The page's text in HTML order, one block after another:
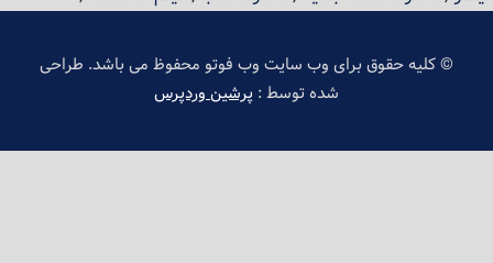
© کلیه حقوق برای وب سایت وب فوتو محفوظ می باشد. طراحی
شده توسط : پرشین وردپرس